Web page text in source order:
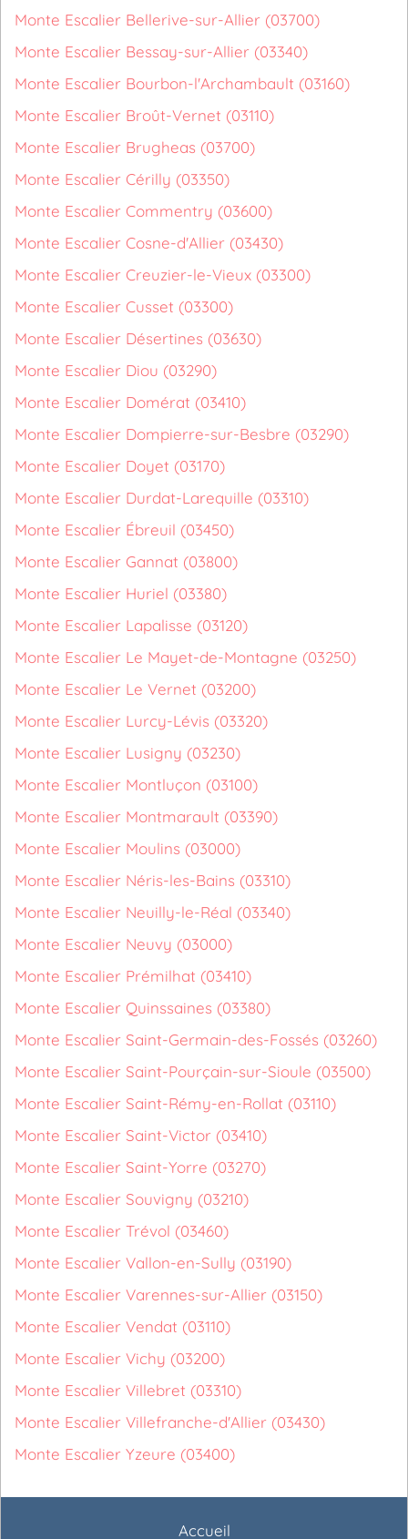
Monte Escalier Bellerive-sur-Allier (03700)
Monte Escalier Bessay-sur-Allier (03340)
Monte Escalier Bourbon-l'Archambault (03160)
Monte Escalier Broût-Vernet (03110)
Monte Escalier Brugheas (03700)
Monte Escalier Cérilly (03350)
Monte Escalier Commentry (03600)
Monte Escalier Cosne-d'Allier (03430)
Monte Escalier Creuzier-le-Vieux (03300)
Monte Escalier Cusset (03300)
Monte Escalier Désertines (03630)
Monte Escalier Diou (03290)
Monte Escalier Domérat (03410)
Monte Escalier Dompierre-sur-Besbre (03290)
Monte Escalier Doyet (03170)
Monte Escalier Durdat-Larequille (03310)
Monte Escalier Ébreuil (03450)
Monte Escalier Gannat (03800)
Monte Escalier Huriel (03380)
Monte Escalier Lapalisse (03120)
Monte Escalier Le Mayet-de-Montagne (03250)
Monte Escalier Le Vernet (03200)
Monte Escalier Lurcy-Lévis (03320)
Monte Escalier Lusigny (03230)
Monte Escalier Montluçon (03100)
Monte Escalier Montmarault (03390)
Monte Escalier Moulins (03000)
Monte Escalier Néris-les-Bains (03310)
Monte Escalier Neuilly-le-Réal (03340)
Monte Escalier Neuvy (03000)
Monte Escalier Prémilhat (03410)
Monte Escalier Quinssaines (03380)
Monte Escalier Saint-Germain-des-Fossés (03260)
Monte Escalier Saint-Pourçain-sur-Sioule (03500)
Monte Escalier Saint-Rémy-en-Rollat (03110)
Monte Escalier Saint-Victor (03410)
Monte Escalier Saint-Yorre (03270)
Monte Escalier Souvigny (03210)
Monte Escalier Trévol (03460)
Monte Escalier Vallon-en-Sully (03190)
Monte Escalier Varennes-sur-Allier (03150)
Monte Escalier Vendat (03110)
Monte Escalier Vichy (03200)
Monte Escalier Villebret (03310)
Monte Escalier Villefranche-d'Allier (03430)
Monte Escalier Yzeure (03400)
Accueil